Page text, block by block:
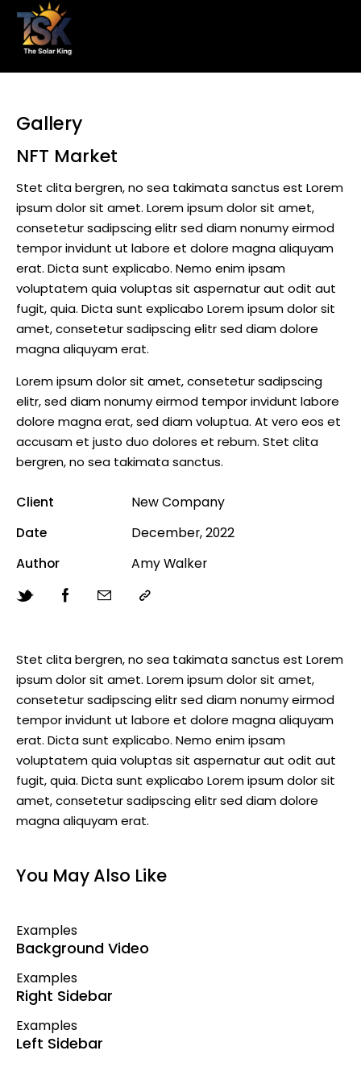
Gallery
NFT Market
Stet clita bergren, no sea takimata sanctus est Lorem
ipsum dolor sit amet. Lorem ipsum dolor sit amet,
consetetur sadipscing elitr sed diam nonumy eirmod
tempor invidunt ut labore et dolore magna aliquyam
erat. Dicta sunt explicabo. Nemo enim ipsam
voluptatem quia voluptas sit aspernatur aut odit aut
fugit, quia. Dicta sunt explicabo Lorem ipsum dolor sit
amet, consetetur sadipscing elitr sed diam dolore
magna aliquyam erat.
Lorem ipsum dolor sit amet, consetetur sadipscing
elitr, sed diam nonumy eirmod tempor invidunt labore
dolore magna erat, sed diam voluptua. At vero eos et
accusam et justo duo dolores et rebum. Stet clita
bergren, no sea takimata sanctus.
Client
New Company
Date
December, 2022
Author
Amy Walker
Stet clita bergren, no sea takimata sanctus est Lorem
ipsum dolor sit amet. Lorem ipsum dolor sit amet,
consetetur sadipscing elitr sed diam nonumy eirmod
tempor invidunt ut labore et dolore magna aliquyam
erat. Dicta sunt explicabo. Nemo enim ipsam
voluptatem quia voluptas sit aspernatur aut odit aut
fugit, quia. Dicta sunt explicabo Lorem ipsum dolor sit
amet, consetetur sadipscing elitr sed diam dolore
magna aliquyam erat.
You May Also Like
Examples
Background Video
Examples
Right Sidebar
Examples
Left Sidebar